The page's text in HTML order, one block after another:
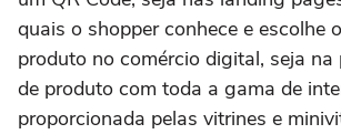
quais o shopper conhece e escolhe
produto no comércio digital, seja
de produto com toda a gama de
proporcionada pelas vitrines e